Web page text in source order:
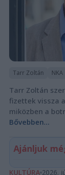
Tarr Zoltán NKA
Tarr Zoltán
fizettek vissza
miközben a
Bővebben...
Ajánljuk
KULTÚRA 2026.